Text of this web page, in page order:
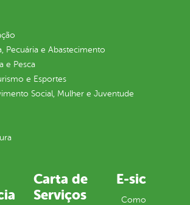
Pecuária e Abastecimento
e Pesca
e Esportes
Social, Mulher e Juventude
Carta de
Serviços
E-sic
Como